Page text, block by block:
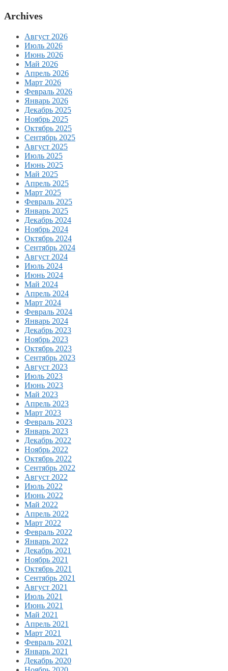
Archives
Август 2026
Июль 2026
Июнь 2026
Май 2026
Апрель 2026
Март 2026
Февраль 2026
Январь 2026
Декабрь 2025
Ноябрь 2025
Октябрь 2025
Сентябрь 2025
Август 2025
Июль 2025
Июнь 2025
Май 2025
Апрель 2025
Март 2025
Февраль 2025
Январь 2025
Декабрь 2024
Ноябрь 2024
Октябрь 2024
Сентябрь 2024
Август 2024
Июль 2024
Июнь 2024
Май 2024
Апрель 2024
Март 2024
Февраль 2024
Январь 2024
Декабрь 2023
Ноябрь 2023
Октябрь 2023
Сентябрь 2023
Август 2023
Июль 2023
Июнь 2023
Май 2023
Апрель 2023
Март 2023
Февраль 2023
Январь 2023
Декабрь 2022
Ноябрь 2022
Октябрь 2022
Сентябрь 2022
Август 2022
Июль 2022
Июнь 2022
Май 2022
Апрель 2022
Март 2022
Февраль 2022
Январь 2022
Декабрь 2021
Ноябрь 2021
Октябрь 2021
Сентябрь 2021
Август 2021
Июль 2021
Июнь 2021
Май 2021
Апрель 2021
Март 2021
Февраль 2021
Январь 2021
Декабрь 2020